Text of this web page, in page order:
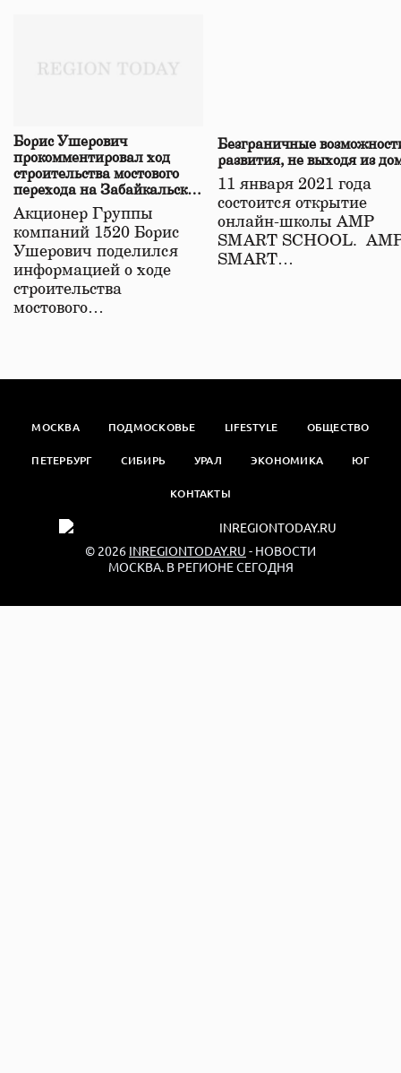
Борис Ушерович
прокомментировал ход
строительства мостового
перехода на Забайкальской
железной дороге
Акционер Группы
компаний 1520 Борис
Ушерович поделился
информацией о ходе
строительства
мостового…
Безграничные
развития, не выходя из
11 января 2021 года
состоится открытие
онлайн-школы АМР
SMART SCHOOL.
SMART…
МОСКВА ПОДМОСКОВЬЕ LIFESTYLE ОБЩЕСТВО
ПЕТЕРБУРГ СИБИРЬ УРАЛ ЭКОНОМИКА ЮГ
КОНТАКТЫ
© 2026 INREGIONTODAY.RU - НОВОСТИ
МОСКВА. В РЕГИОНЕ СЕГОДНЯ